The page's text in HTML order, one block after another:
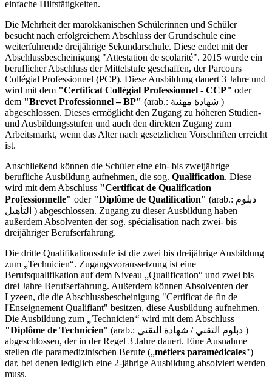
einfache Hilfstätigkeiten.
Die Mehrheit der marokkanischen Schülerinnen und Schüler
besucht nach erfolgreichem Abschluss der Grundschule eine
weiterführende dreijährige Sekundarschule. Diese endet mit der
Abschlussbescheinigung "Attestation de scolarité". 2015 wurde ein
beruflicher Abschluss der Mittelstufe geschaffen, der Parcours
Collégial Professionnel (PCP). Diese Ausbildung dauert 3 Jahre und
wird mit dem "Certificat Collégial Professionnel - CCP" oder
dem "Brevet Professionnel – BP" (arab.: شهادة مهنية )
abgeschlossen. Dieses ermöglicht den Zugang zu höheren Studien-
und Ausbildungsstufen und auch den direkten Zugang zum
Arbeitsmarkt, wenn das Alter nach gesetzlichen Vorschriften erreicht
ist.
Anschließend können die Schüler eine ein- bis zweijährige
berufliche Ausbildung aufnehmen, die sog. Qualification. Diese
wird mit dem Abschluss "Certificat de Qualification
Professionnelle" oder "Diplôme de Qualification" (arab.: دبلوم
التأهيل ) abgeschlossen. Zugang zu dieser Ausbildung haben
außerdem Absolventen der sog. spécialisation nach zwei- bis
dreijähriger Berufserfahrung.
Die dritte Qualifikationsstufe ist die zwei bis dreijährige Ausbildung
zum „Technicien“. Zugangsvoraussetzung ist eine
Berufsqualifikation auf dem Niveau „Qualification“ und zwei bis
drei Jahre Berufserfahrung. Außerdem können Absolventen der
Lyzeen, die die Abschlussbescheinigung "Certificat de fin de
l'Enseignement Qualifiant" besitzen, diese Ausbildung aufnehmen.
Die Ausbildung zum
Technicien“ wird mit dem Abschluss
"Diplôme de Technicien" (arab.: دبلوم التقني / شهادة التقني )
abgeschlossen, der in der Regel 3 Jahre dauert. Eine Ausnahme
stellen die paramedizinischen Berufe („métiers paramédicales")
dar, bei denen lediglich eine 2-jährige Ausbildung absolviert werden
muss.